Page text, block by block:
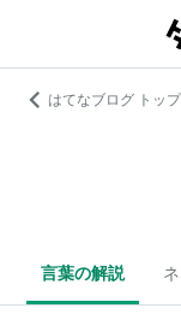
はてなブログ トップ
言葉の解説